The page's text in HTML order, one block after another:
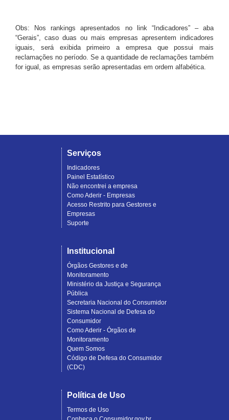
Obs: Nos rankings apresentados no link “Indicadores” – aba
“Gerais”, caso duas ou mais empresas apresentem indicadores
iguais, será exibida primeiro a empresa que possui mais
reclamações no período. Se a quantidade de reclamações também
for igual, as empresas serão apresentadas em ordem alfabética.
Serviços
Indicadores
Painel Estatístico
Não encontrei a empresa
Como Aderir - Empresas
Acesso Restrito para Gestores e
Empresas
Suporte
Institucional
Órgãos Gestores e de
Monitoramento
Ministério da Justiça e Segurança
Pública
Secretaria Nacional do Consumidor
Sistema Nacional de Defesa do
Consumidor
Como Aderir - Órgãos de
Monitoramento
Quem Somos
Código de Defesa do Consumidor
(CDC)
Política de Uso
Termos de Uso